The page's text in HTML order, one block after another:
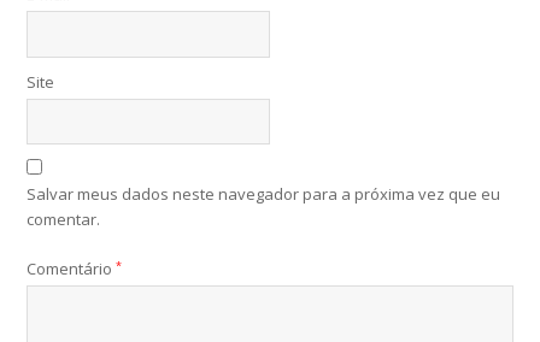
Site
Salvar meus dados neste navegador para a próxima vez que eu
comentar.
Comentário*